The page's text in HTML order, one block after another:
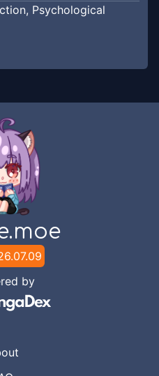
, Psychological
by